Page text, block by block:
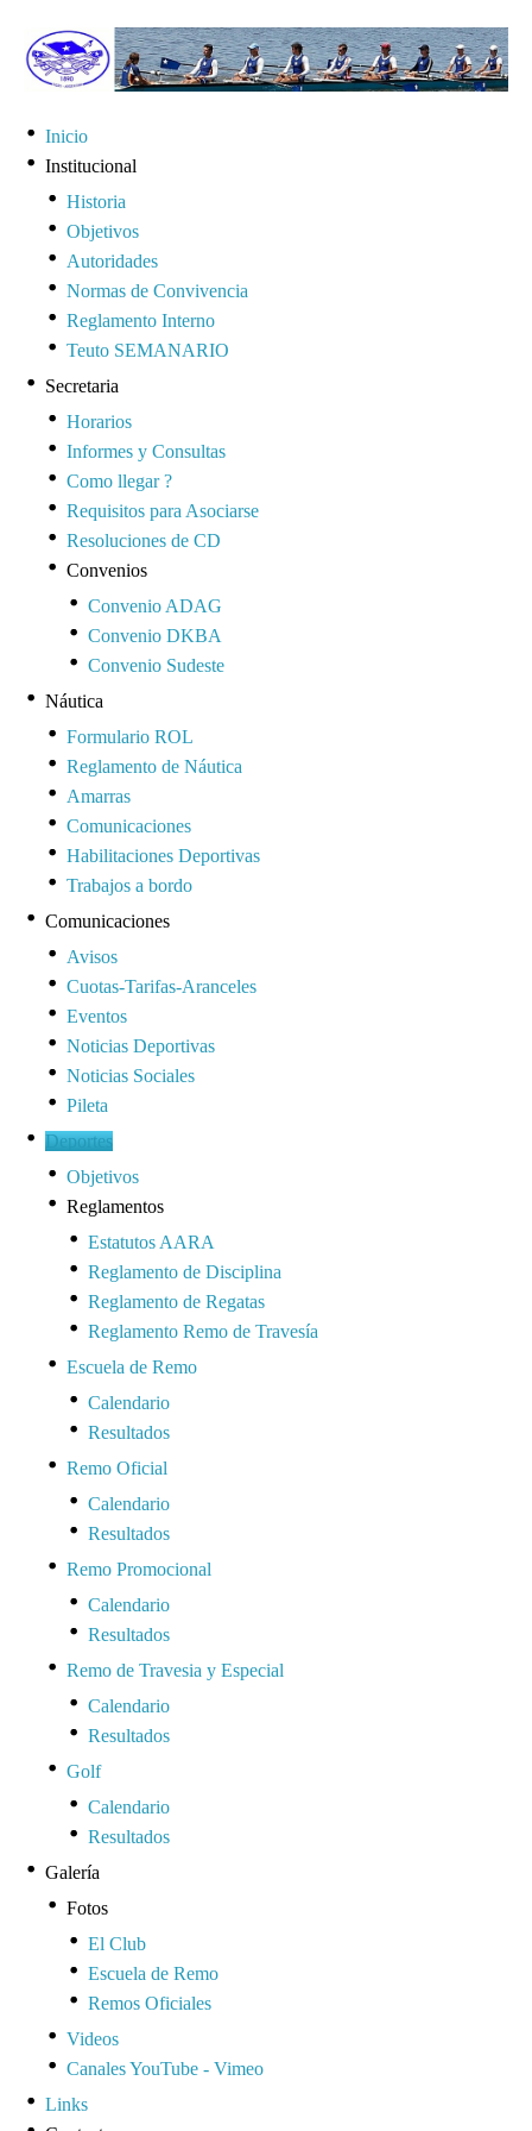
Inicio
Institucional
Historia
Objetivos
Autoridades
Normas de Convivencia
Reglamento Interno
Teuto SEMANARIO
Secretaria
Horarios
Informes y Consultas
Como llegar ?
Requisitos para Asociarse
Resoluciones de CD
Convenios
Convenio ADAG
Convenio DKBA
Convenio Sudeste
Náutica
Formulario ROL
Reglamento de Náutica
Amarras
Comunicaciones
Habilitaciones Deportivas
Trabajos a bordo
Comunicaciones
Avisos
Cuotas-Tarifas-Aranceles
Eventos
Noticias Deportivas
Noticias Sociales
Pileta
Deportes
Objetivos
Reglamentos
Estatutos AARA
Reglamento de Disciplina
Reglamento de Regatas
Reglamento Remo de Travesía
Escuela de Remo
Calendario
Resultados
Remo Oficial
Calendario
Resultados
Remo Promocional
Calendario
Resultados
Remo de Travesia y Especial
Calendario
Resultados
Golf
Calendario
Resultados
Galería
Fotos
El Club
Escuela de Remo
Remos Oficiales
Videos
Canales YouTube - Vimeo
Links